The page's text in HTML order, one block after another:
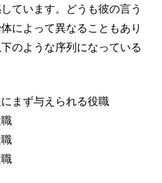
ています。どうも彼の言う
によって異なることもあり
のような序列になっている
まず与えられる役職